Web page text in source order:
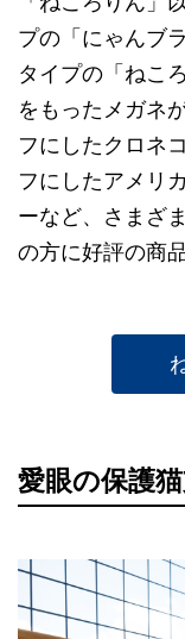
プの「にゃんブ
タイプの「ねこ
をもったメガネ
フにしたクロネ
フにしたアメリ
ーなど、さまざ
の方に好評の商
愛眼の保護